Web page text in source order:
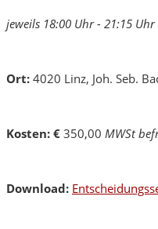
jeweils 18:00 Uhr - 21:15 Uhr
Ort: 4020 Linz, Joh. Seb.
Kosten: € 350,00 MWSt
Download: